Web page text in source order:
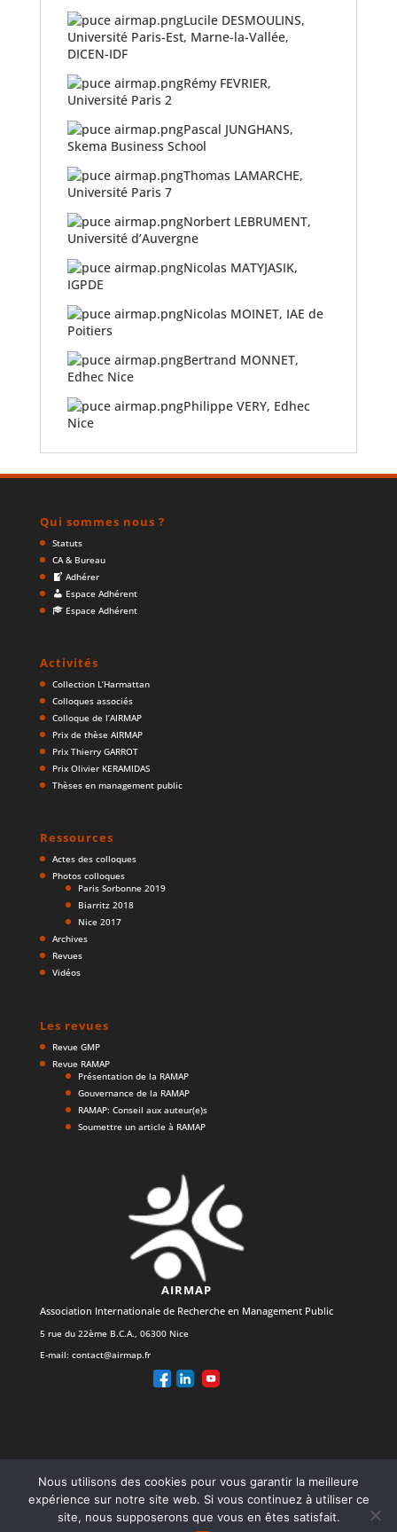
Lucile DESMOULINS,
Université Paris-Est, Marne-la-Vallée,
DICEN-IDF
Rémy FEVRIER,
Université Paris 2
Pascal JUNGHANS,
Skema Business School
Thomas LAMARCHE,
Université Paris 7
Norbert LEBRUMENT,
Université d’Auvergne
Nicolas MATYJASIK,
IGPDE
Nicolas MOINET, IAE de
Poitiers
Bertrand MONNET,
Edhec Nice
Philippe VERY, Edhec
Nice
Qui sommes nous ?
Statuts
CA & Bureau
Adhérer
Espace Adhérent
Espace Adhérent
Activités
Collection L’Harmattan
Colloques associés
Colloque de l’AIRMAP
Prix de thèse AIRMAP
Prix Thierry GARROT
Prix Olivier KERAMIDAS
Thèses en management public
Ressources
Actes des colloques
Photos colloques
Paris Sorbonne 2019
Biarritz 2018
Nice 2017
Archives
Revues
Vidéos
Les revues
Revue GMP
Revue RAMAP
Présentation de la RAMAP
Gouvernance de la RAMAP
RAMAP: Conseil aux auteur(e)s
Soumettre un article à RAMAP
AIRMAP
Association Internationale de Recherche en Management Public
5 rue du 22ème B.C.A., 06300 Nice
E-mail: contact@airmap.fr
Actes des colloques Photos colloques
Archives
Revues
Vidéos
Nous utilisons des cookies pour vous garantir la meilleure
expérience sur notre site web. Si vous continuez à utiliser ce
site, nous supposerons que vous en êtes satisfait.